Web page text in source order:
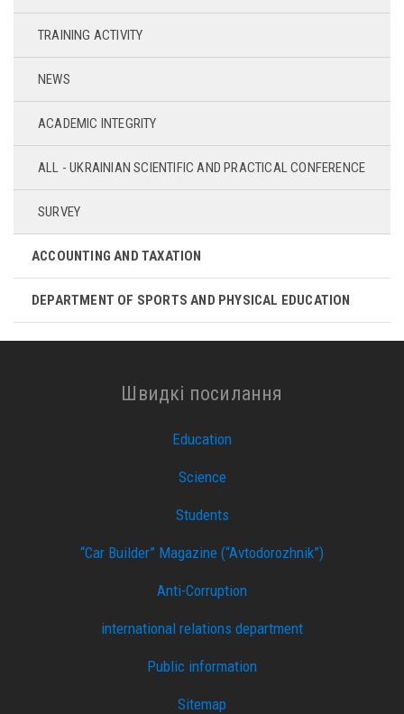
TRAINING ACTIVITY
NEWS
ACADEMIC INTEGRITY
ALL - UKRAINIAN SCIENTIFIC AND PRACTICAL CONFERENCE
SURVEY
ACCOUNTING AND TAXATION
DEPARTMENT OF SPORTS AND PHYSICAL EDUCATION
Швидкі посилання
Education
Science
Students
“Car Builder” Magazine (“Avtodorozhnik”)
Anti-Corruption
international relations department
Public information
Sitemap